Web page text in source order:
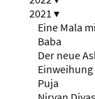
2021 ▾
Eine Mala
Baba
Der neue
Puja